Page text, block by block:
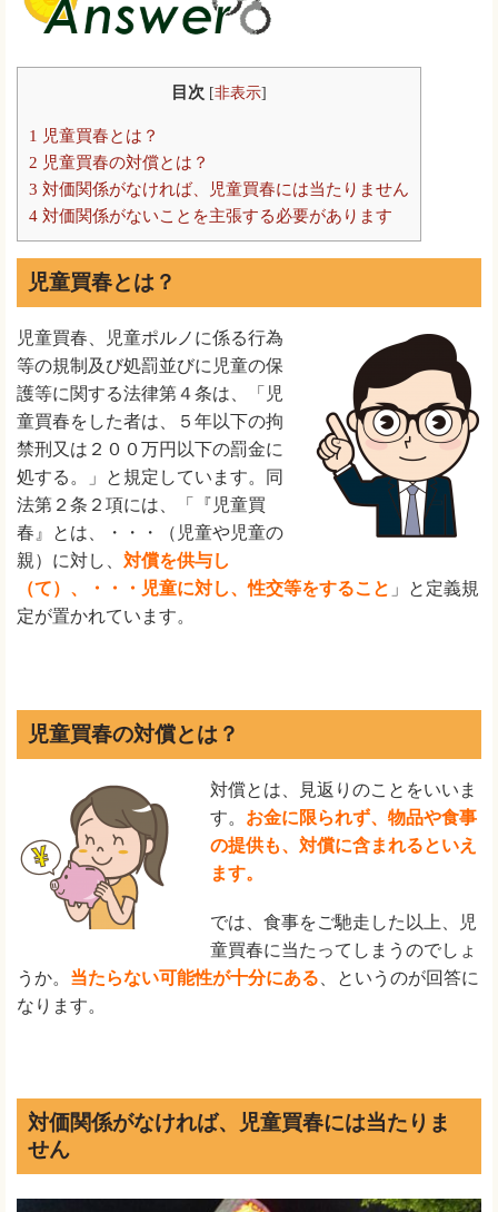
目次 [非表示]
1 児童買春とは？
2 児童買春の対償とは？
3 対価関係がなければ、児童買春には当たりません
4 対価関係がないことを主張する必要があります
児童買春とは？
児童買春、児童ポルノに係る行為
等の規制及び処罰並びに児童の保
護等に関する法律第４条は、「児
童買春をした者は、５年以下の拘
禁刑又は２００万円以下の罰金に
処する。」と規定しています。同
法第２条２項には、「『児童買
春』とは、・・・（児童や児童の
親）に対し、 対償を供与し
（て）、・・・児童に対し、性交等をすること 」と定義規
定が置かれています。
児童買春の対償とは？
対償とは、見返りのことをいいま
す。 お金に限られず、物品や食事
の提供も、対償に含まれるといえ
ます。
では、食事をご馳走した以上、児
童買春に当たってしまうのでしょ
うか。 当たらない可能性が十分にある 、というのが回答に
なります。
対価関係がなければ、児童買春には当たりま
せん